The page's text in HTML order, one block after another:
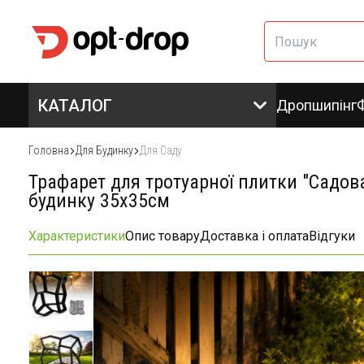
КАТАЛОГ Дропшипінг
Головна Для Будинку Для Саду
Трафарет для тротуарної плитки
будинку 35х35см
ХарактеристикиОпис товаруДоставка і оплатаВідгуки